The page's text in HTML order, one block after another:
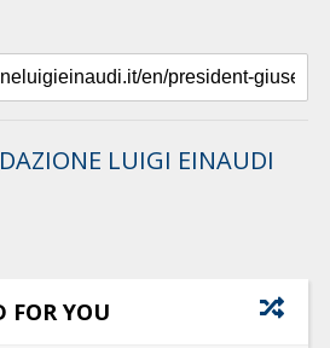
LUIGI EINAUDI
FOR YOU